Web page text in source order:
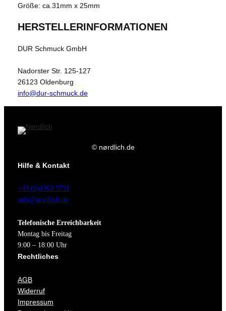
Größe: ca.31mm x 25mm
HERSTELLERINFORMATIONEN
DUR Schmuck GmbH
Nadorster Str. 125-127
26123 Oldenburg
info@dur-schmuck.de
© nørdlich.de
Hilfe & Kontakt
+49 (0)4362 5751
info@nordlich.de
Telefonische Erreichbarkeit
Montag bis Freitag
9:00 – 18:00 Uhr
Rechtliches
AGB
Widerruf
Impressum